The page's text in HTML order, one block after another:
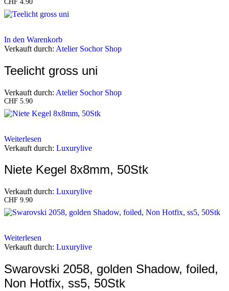
CHF 4.90
In den Warenkorb
Verkauft durch: Atelier Sochor Shop
Teelicht gross uni
Verkauft durch: Atelier Sochor Shop
CHF 5.90
Weiterlesen
Verkauft durch: Luxurylive
Niete Kegel 8x8mm, 50Stk
Verkauft durch: Luxurylive
CHF 9.90
Weiterlesen
Verkauft durch: Luxurylive
Swarovski 2058, golden Shadow, foiled,
Non Hotfix, ss5, 50Stk